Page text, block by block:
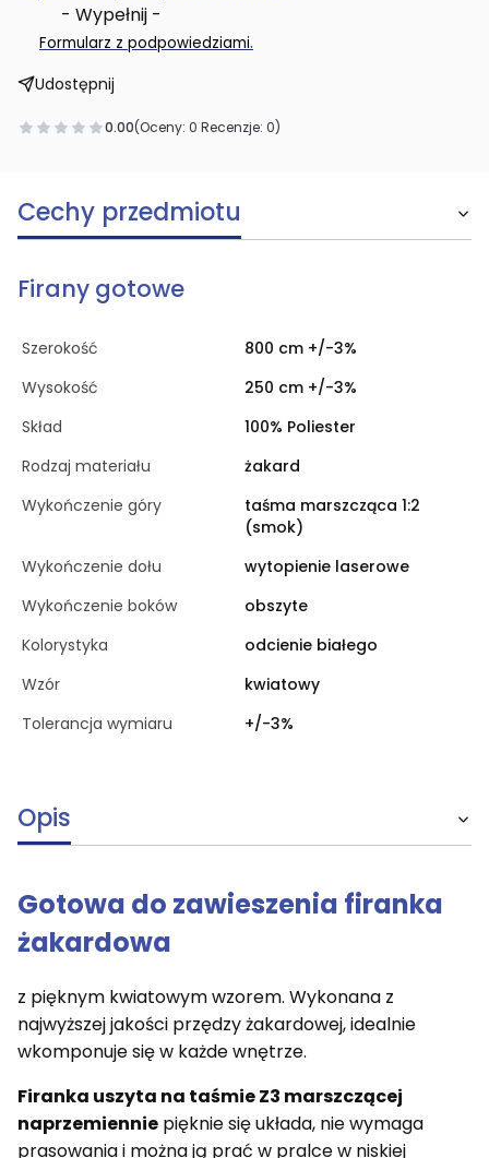
- Wypełnij -
Formularz z podpowiedziami.
Udostępnij
0.00(Oceny: 0 Recenzje: 0)
Cechy przedmiotu
Firany gotowe
Szerokość
800 cm +/-3%
Wysokość
250 cm +/-3%
Skład
100% Poliester
Rodzaj materiału
żakard
Wykończenie góry
taśma marszcząca 1:2
(smok)
Wykończenie dołu
wytopienie laserowe
Wykończenie boków
obszyte
Kolorystyka
odcienie białego
Wzór
kwiatowy
Tolerancja wymiaru
+/-3%
Opis
Gotowa do zawieszenia firanka
żakardowa
z pięknym kwiatowym wzorem. Wykonana z
najwyższej jakości przędzy żakardowej, idealnie
wkomponuje się w każde wnętrze.
Firanka uszyta na taśmie Z3 marszczącej
naprzemiennie pięknie się układa, nie wymaga
prasowania i można ją prać w pralce w niskiej